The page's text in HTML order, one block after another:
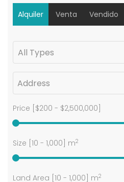
Alquiler Venta Vendido
Price [ $200 - $2,500,000
Size [ 10 - 1,000 ] m2
Land Area [ 10 - 1,000 ] m2